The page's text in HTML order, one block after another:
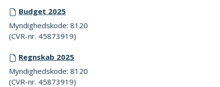
Budget 2025
Myndighedskode: 8120
(CVR-nr. 45873919)
Regnskab 2025
Myndighedskode: 8120
(CVR-nr. 45873919)